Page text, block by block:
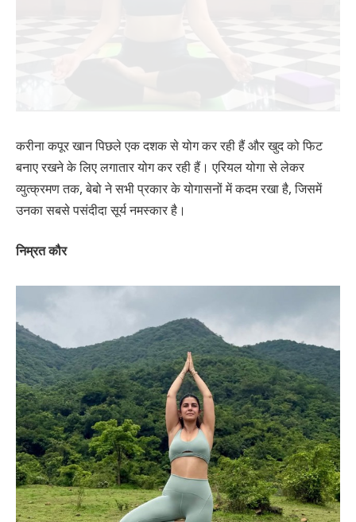
करीना कपूर खान पिछले एक दशक से योग कर रही हैं और खुद को फिट
बनाए रखने के लिए लगातार योग कर रही हैं। एरियल योगा से लेकर
व्युत्क्रमण तक, बेबो ने सभी प्रकार के योगासनों में कदम रखा है, जिसमें
उनका सबसे पसंदीदा सूर्य नमस्कार है।
निम्रत कौर